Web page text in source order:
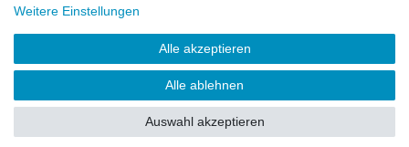
Versandinformationen
Weitere Einstellungen
Alle akzeptieren
Alle ablehnen
Auswahl akzeptieren